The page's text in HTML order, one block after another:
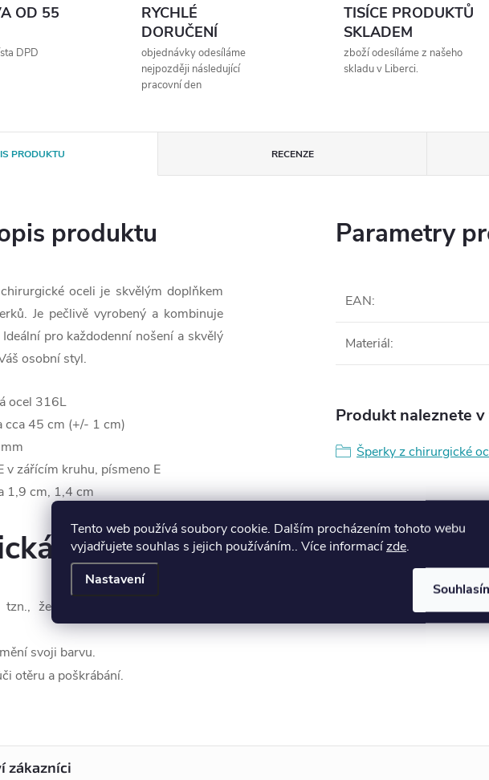
Tento web používá soubory cookie. Dalším procházením tohoto webu
vyjadřujete souhlas s jejich používáním.. Více informacízde.
Nastavení
OD 55
DPD
RYCHLÉ
DORUČENÍ
objednávky odesíláme
nejpozději následující
pracovní den
TISÍCE PRODUKTŮ
SKLADEM
zboží odesíláme z našeho
skladu v Liberci.
PRODUKTU RECENZE
produktu
oceli je skvělým doplňkem
Je pečlivě vyrobený a kombinuje
pro každodenní nošení a skvělý
osobní styl.
ocel 316L
cca 45 cm (+/- 1 cm)
v zářícím kruhu, písmeno E
1,9 cm, 1,4 cm
ocel
že nevyvolává žádné alergické
svoji barvu.
otěru a poškrábání.
Parametry
EAN:
Materiál:
Produkt naleznete
Šperky z chirurgické